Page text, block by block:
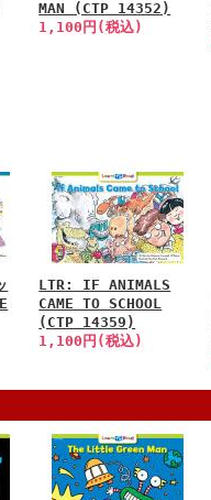
MAN (CTP 14352)
1,100円(税込)
LTR: IF ANIMALS
CAME TO SCHOOL
(CTP 14359)
1,100円(税込)